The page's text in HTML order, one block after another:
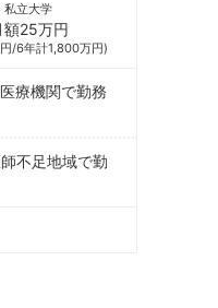
私立大学
額25万円
/6年計1,800万円)
療機関で勤務
不足地域で勤